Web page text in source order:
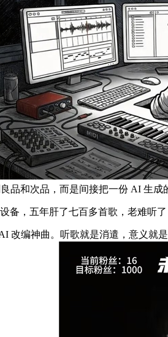
品和次品，而是间接把一份 AI 生成
，五年肝了七百多首歌，老难听了
编神曲。听歌就是消遣，意义就